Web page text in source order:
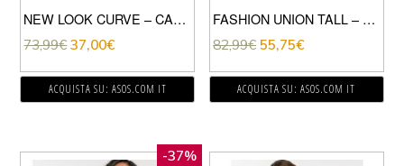
NEW LOOK CURVE – CAPPOTTO LUNGO NERO IN ECOPELLICCIA CON CINTURA
73,99€ 37,00€
ACQUISTA SU: ASOS.COM IT
FASHION UNION TALL – CAPPOTTO DOPPIOPETTO ELEGANTE-BEIGE
82,99€ 55,75€
ACQUISTA SU: ASOS.COM IT
-37%